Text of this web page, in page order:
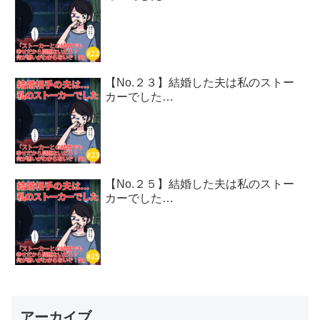
【No.２３】結婚した夫は私のストー
カーでした…
【No.２５】結婚した夫は私のストー
カーでした…